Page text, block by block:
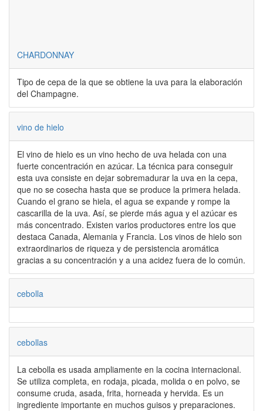
CHARDONNAY
Tipo de cepa de la que se obtiene la uva para la elaboración
del Champagne.
vino de hielo
El vino de hielo es un vino hecho de uva helada con una
fuerte concentración en azúcar. La técnica para conseguir
esta uva consiste en dejar sobremadurar la uva en la cepa,
que no se cosecha hasta que se produce la primera helada.
Cuando el grano se hiela, el agua se expande y rompe la
cascarilla de la uva. Así, se pierde más agua y el azúcar es
más concentrado. Existen varios productores entre los que
destaca Canada, Alemania y Francia. Los vinos de hielo son
extraordinarios de riqueza y de persistencia aromática
gracias a su concentración y a una acidez fuera de lo común.
cebolla
cebollas
La cebolla es usada ampliamente en la cocina internacional.
Se utiliza completa, en rodaja, picada, molida o en polvo, se
consume cruda, asada, frita, horneada y hervida. Es un
ingrediente importante en muchos guisos y preparaciones.